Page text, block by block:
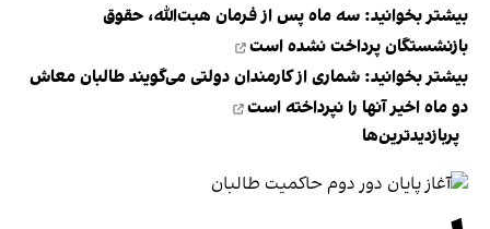
بیشتر بخوانید: سه ماه پس از فرمان هبت‌الله، حقوق
بازنشستگان پرداخت نشده است
بیشتر بخوانید: شماری از کارمندان دولتی می‌گویند طالبان معاش
دو ماه اخیر آنها را نپرداخته است
پربازدیدترین‌ها